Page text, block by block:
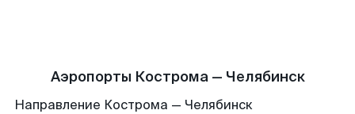
Аэропорты Кострома — Челябинск
Направление Кострома — Челябинск